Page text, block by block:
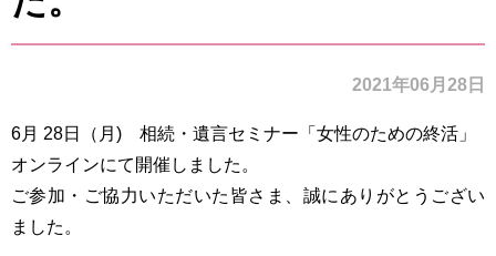
2021年06月28日
6月 28日（月) 相続・遺言セミナー「女性のための終活」
オンラインにて開催し ました。
ご参加・ご協力いただいた皆さま、誠にありがとうござい
ました。